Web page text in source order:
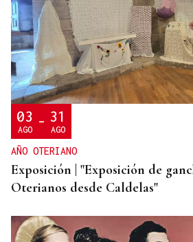
FALTA DE MEDIOS
Vivas pide expulsar de
siguen en Ceuta y "blindar" la
medios europeos
03
AGO - 31
AGO
AÑO OTERIANO
Exposición | "Exposición de
Oterianos desde Caldelas"